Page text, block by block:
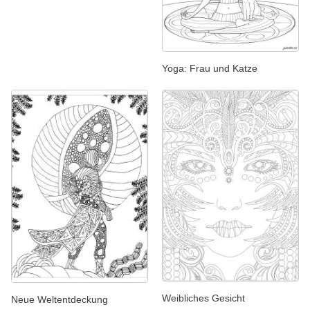
Yoga: Frau und Katze
Neue Weltentdeckung Weibliches Gesicht